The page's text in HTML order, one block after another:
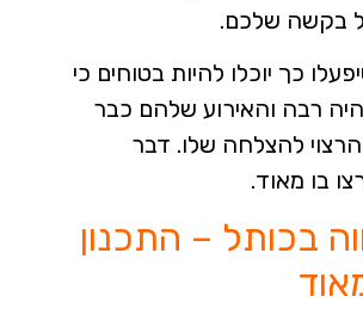
בקשה שלכם.
כך יוכלו להיות בטוחים כי
רבה והאירוע שלהם כבר
הרצוי להצלחה שלו. דבר
בו מאוד.
בכותל – התכנון